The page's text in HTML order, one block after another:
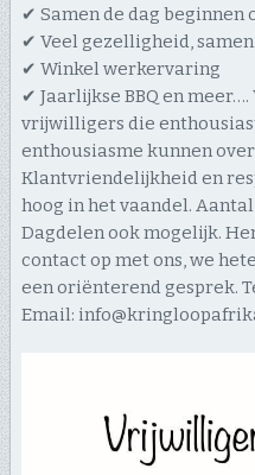
✔ Samen de dag beginnen
✔ Veel gezelligheid,
✔ Winkel werkervaring
✔ Jaarlijkse BBQ en
vrijwilligers die enthousiast
enthousiasme kunnen
Klantvriendelijkheid en
hoog in het vaandel.
Dagdelen ook mogelijk.
contact op met ons, we
een oriënterend gesprek.
Email: